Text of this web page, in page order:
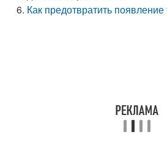
Как предотвратить